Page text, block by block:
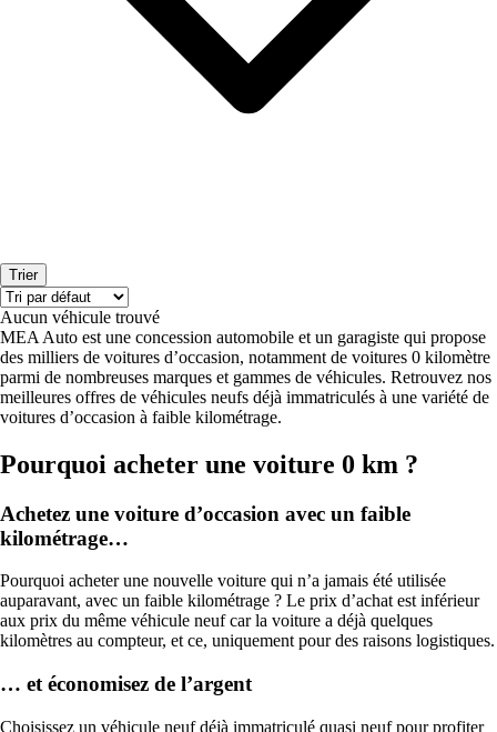
Trier
Aucun véhicule trouvé
MEA Auto est une concession automobile et un garagiste qui propose
des milliers de voitures d’occasion, notamment de voitures 0 kilomètre
parmi de nombreuses marques et gammes de véhicules. Retrouvez nos
meilleures offres de véhicules neufs déjà immatriculés à une variété de
voitures d’occasion à faible kilométrage.
Pourquoi acheter une voiture 0 km ?
Achetez une voiture d’occasion avec un faible
kilométrage…
Pourquoi acheter une nouvelle voiture qui n’a jamais été utilisée
auparavant, avec un faible kilométrage ? Le prix d’achat est inférieur
aux prix du même véhicule neuf car la voiture a déjà quelques
kilomètres au compteur, et ce, uniquement pour des raisons logistiques.
… et économisez de l’argent
Choisissez un véhicule neuf déjà immatriculé quasi neuf pour profiter